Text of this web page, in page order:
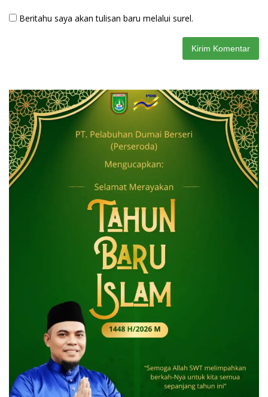
Beritahu saya akan tulisan baru melalui surel.